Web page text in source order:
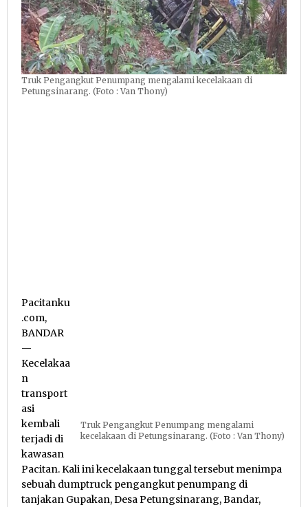
Truk Pengangkut Penumpang mengalami kecelakaan di
Petungsinarang. (Foto : Van Thony)
Truk Pengangkut Penumpang mengalami
kecelakaan di Petungsinarang. (Foto : Van Thony)
Pacitanku
.com,
BANDAR
—
Kecelakaa
n
transport
asi
kembali
terjadi di
kawasan
Pacitan. Kali ini kecelakaan tunggal tersebut menimpa
sebuah dumptruck pengangkut penumpang di
tanjakan Gupakan, Desa Petungsinarang, Bandar,